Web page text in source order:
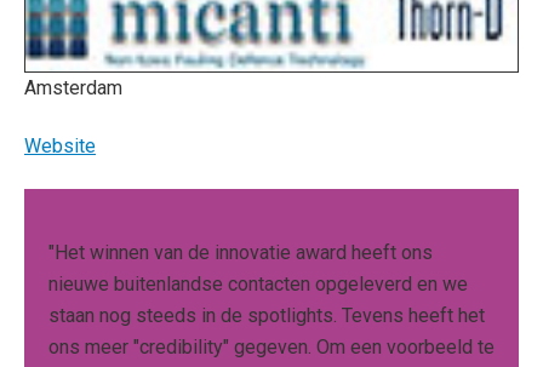
Amsterdam
Website
"Het winnen van de innovatie award heeft ons
nieuwe buitenlandse contacten opgeleverd en we
staan nog steeds in de spotlights. Tevens heeft het
ons meer "credibility" gegeven. Om een voorbeeld te